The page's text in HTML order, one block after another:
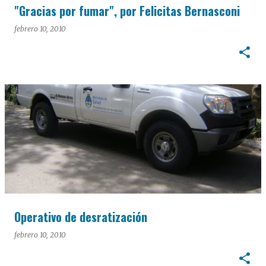
"Gracias por fumar", por Felicitas Bernasconi
febrero 10, 2010
Operativo de desratización
febrero 10, 2010